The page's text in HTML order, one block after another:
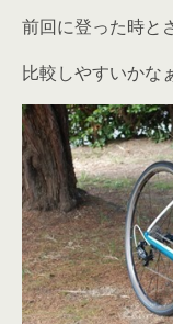
前回に登った時と
比較しやすいかな